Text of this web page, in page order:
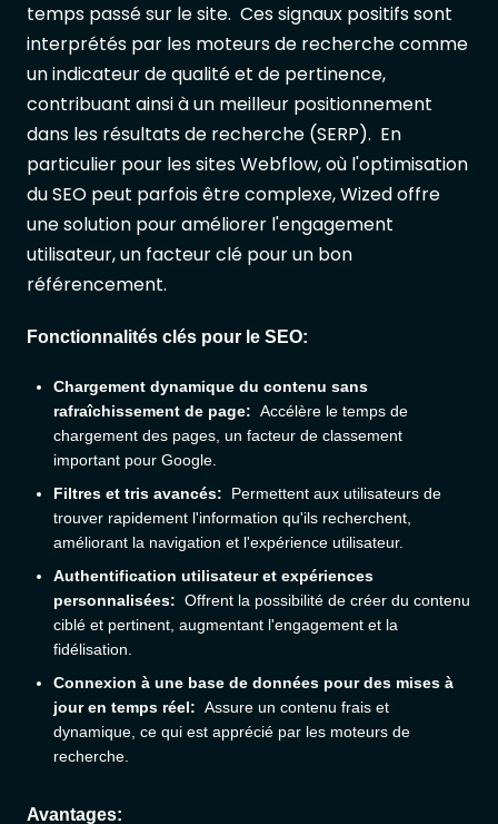
temps passé sur le site. Ces signaux positifs sont
interprétés par les moteurs de recherche comme
un indicateur de qualité et de pertinence,
contribuant ainsi à un meilleur positionnement
dans les résultats de recherche (SERP). En
particulier pour les sites Webflow, où l'optimisation
du SEO peut parfois être complexe, Wized offre
une solution pour améliorer l'engagement
utilisateur, un facteur clé pour un bon
référencement.
Fonctionnalités clés pour le SEO:
Chargement dynamique du contenu sans
rafraîchissement de page: Accélère le temps de
chargement des pages, un facteur de classement
important pour Google.
Filtres et tris avancés: Permettent aux utilisateurs de
trouver rapidement l'information qu'ils recherchent,
améliorant la navigation et l'expérience utilisateur.
Authentification utilisateur et expériences
personnalisées: Offrent la possibilité de créer du contenu
ciblé et pertinent, augmentant l'engagement et la
fidélisation.
Connexion à une base de données pour des mises à
jour en temps réel: Assure un contenu frais et
dynamique, ce qui est apprécié par les moteurs de
recherche.
Avantages: